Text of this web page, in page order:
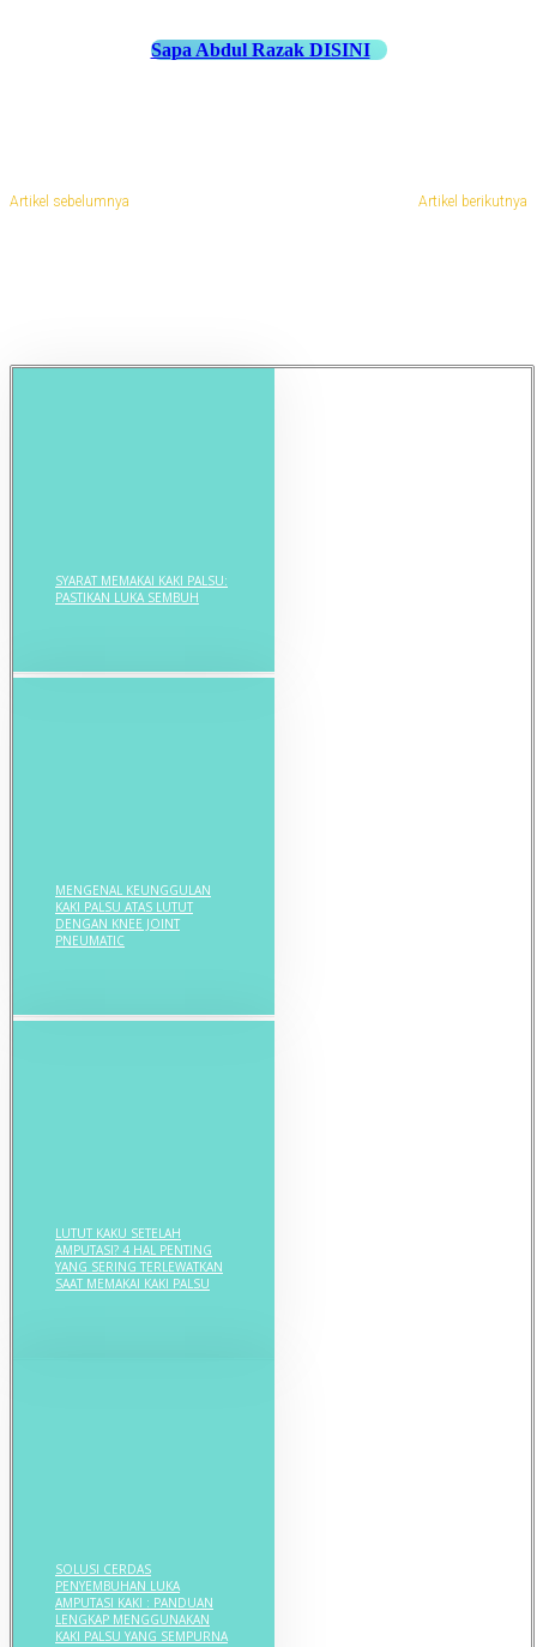
Sapa Abdul Razak DISINI
Artikel sebelumnya Artikel berikutnya
SYARAT MEMAKAI KAKI PALSU:
PASTIKAN LUKA SEMBUH
MENGENAL KEUNGGULAN
KAKI PALSU ATAS LUTUT
DENGAN KNEE JOINT
PNEUMATIC
LUTUT KAKU SETELAH
AMPUTASI? 4 HAL PENTING
YANG SERING TERLEWATKAN
SAAT MEMAKAI KAKI PALSU
SOLUSI CERDAS
PENYEMBUHAN LUKA
AMPUTASI KAKI : PANDUAN
LENGKAP MENGGUNAKAN
KAKI PALSU YANG SEMPURNA